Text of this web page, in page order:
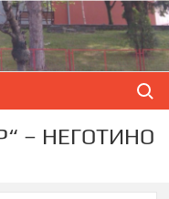
– НЕГОТИНО